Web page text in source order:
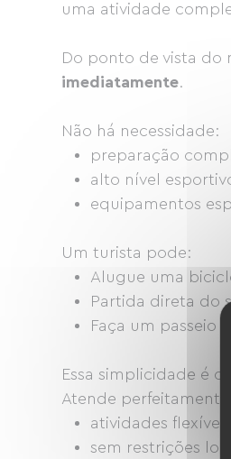
uma atividade
Do ponto de vista do
imediatamente.
Não há necessidade:
preparação
alto nível
equipamentos
Um turista pode:
Alugue uma
Partida direta do
Faça um passeio
Essa simplicidade é
Atende
atividades flexíveis
sem restrições